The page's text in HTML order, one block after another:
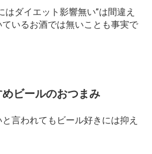
はダイエット影響無い”は間違え
いるお酒では無いことも事実で
ビールのおつまみ
言われてもビール好きには抑え